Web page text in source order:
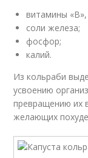
витамины «В»,
соли железа;
фосфор;
калий.
Из кольраби
усвоению
превращению их
желающих